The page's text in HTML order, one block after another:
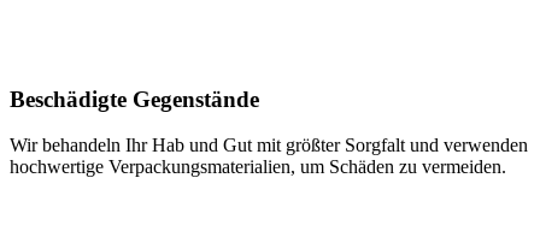
Beschädigte Gegenstände
Wir behandeln Ihr Hab und Gut mit größter Sorgfalt und verwenden
hochwertige Verpackungsmaterialien, um Schäden zu vermeiden.